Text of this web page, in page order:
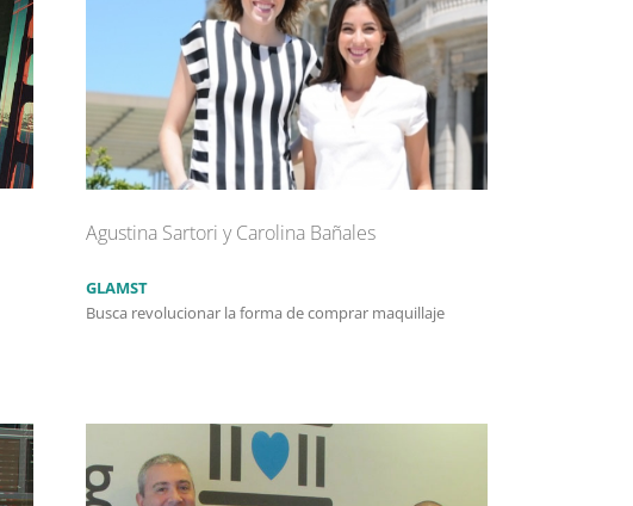
Agustina Sartori y Carolina Bañales
GLAMST
Busca revolucionar la forma de comprar maquillaje